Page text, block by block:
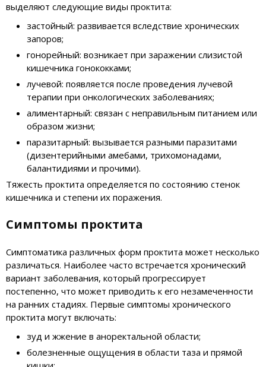
выделяют следующие виды проктита:
застойный: развивается вследствие хронических
запоров;
гонорейный: возникает при заражении слизистой
кишечника гонококками;
лучевой: появляется после проведения лучевой
терапии при онкологических заболеваниях;
алиментарный: связан с неправильным питанием или
образом жизни;
паразитарный: вызывается разными паразитами
(дизентерийными амебами, трихомонадами,
балантидиями и прочими).
Тяжесть проктита определяется по состоянию стенок
кишечника и степени их поражения.
Симптомы проктита
Симптоматика различных форм проктита может несколько
различаться. Наиболее часто встречается хронический
вариант заболевания, который прогрессирует
постепенно, что может приводить к его незамеченности
на ранних стадиях. Первые симптомы хронического
проктита могут включать:
зуд и жжение в аноректальной области;
болезненные ощущения в области таза и прямой